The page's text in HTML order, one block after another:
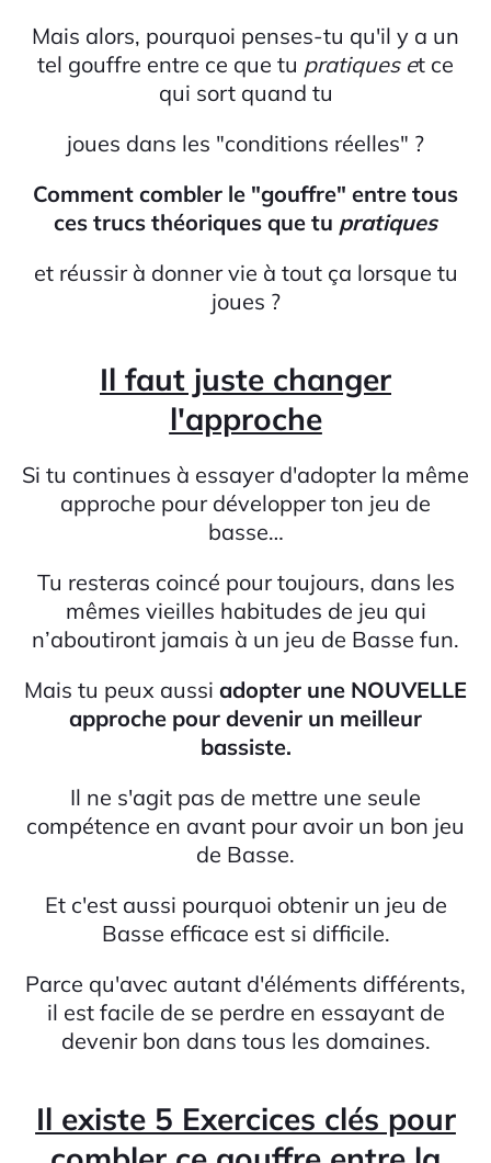
Mais alors, pourquoi penses-tu qu'il y a un
tel gouffre entre ce que tu pratiques et ce
qui sort quand tu
joues dans les "conditions réelles" ?
Comment combler le "gouffre" entre tous
ces trucs théoriques que tu pratiques
et réussir à donner vie à tout ça lorsque tu
joues ?
Il faut juste changer
l'approche
Si tu continues à essayer d'adopter la même
approche pour développer ton jeu de
basse…
Tu resteras coincé pour toujours, dans les
mêmes vieilles habitudes de jeu qui
n’aboutiront jamais à un jeu de Basse fun.
Mais tu peux aussi adopter une NOUVELLE
approche pour devenir un meilleur
bassiste.
Il ne s'agit pas de mettre une seule
compétence en avant pour avoir un bon jeu
de Basse.
Et c'est aussi pourquoi obtenir un jeu de
Basse efficace est si difficile.
Parce qu'avec autant d'éléments différents,
il est facile de se perdre en essayant de
devenir bon dans tous les domaines.
Il existe 5 Exercices clés pour